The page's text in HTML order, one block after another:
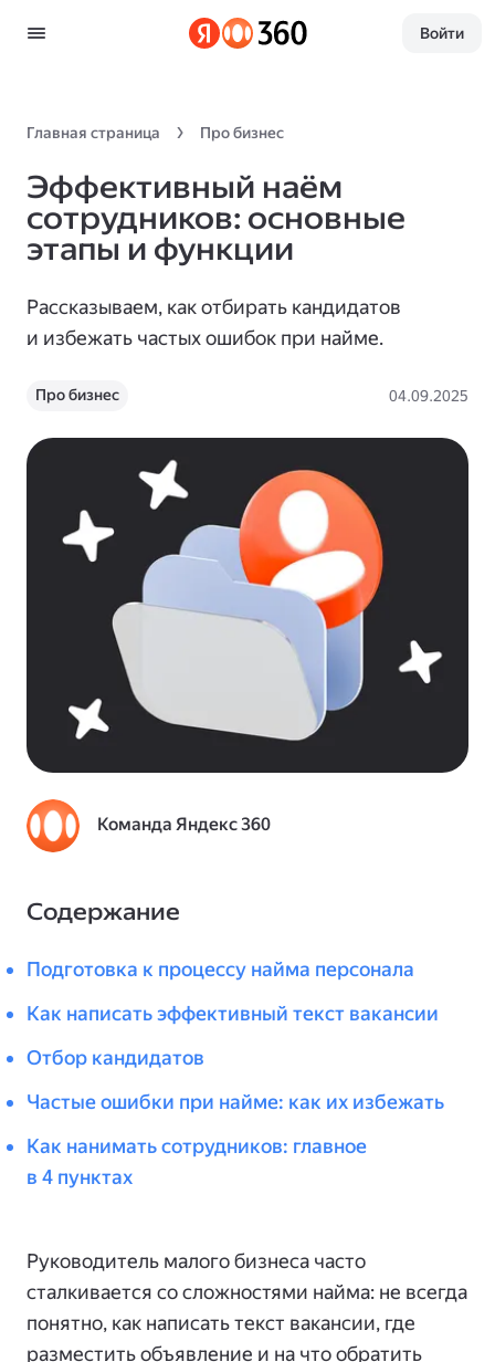
Войти
Главная страница Про бизнес
Эффективный наём
сотрудников: основные
этапы и функции
Рассказываем, как отбирать кандидатов
и избежать частых ошибок при найме.
Про бизнес 04.09.2025
Команда Яндекс 360
Содержание
Подготовка к процессу найма персонала
Как написать эффективный текст вакансии
Отбор кандидатов
Частые ошибки при найме: как их избежать
Как нанимать сотрудников: главное
в 4 пунктах
Руководитель малого бизнеса часто
сталкивается со сложностями найма: не всегда
понятно, как написать текст вакансии, где
разместить объявление и на что обратить